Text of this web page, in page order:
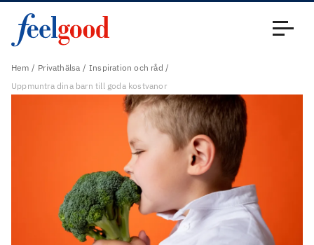
Hem Privathälsa
Inspiration och råd
Uppmuntra dina barn till goda kostvanor